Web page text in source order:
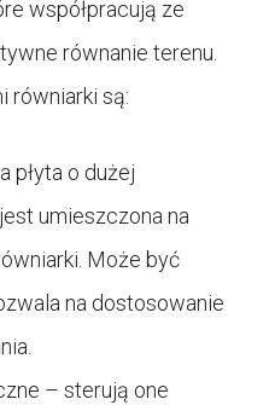
współpracują ze
równanie terenu.
równiarki są:
płyta o dużej
umieszczona na
Może być
na dostosowanie
– sterują one